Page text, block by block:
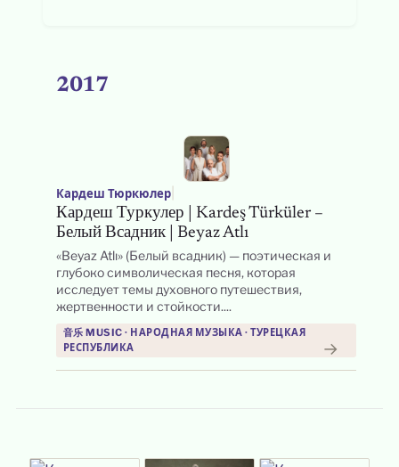
2017
Кардеш Тюркюлер|
Кардеш Туркулер | Kardeş Türküler –
Белый Всадник | Beyaz Atlı
«Beyaz Atlı» (Белый всадник) — поэтическая и
глубоко символическая песня, которая
исследует темы духовного путешествия,
жертвенности и стойкости....
音乐 MUSIC · НАРОДНАЯ МУЗЫКА · ТУРЕЦКАЯ
РЕСПУБЛИКА
→